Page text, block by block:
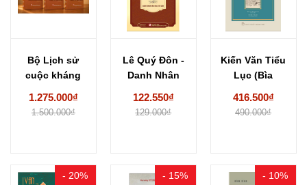
Bộ Lịch sử
cuộc kháng
1.275.000₫
1.500.000₫
Lê Quý Đôn -
Danh Nhân
122.550₫
129.000₫
Kiến Văn Tiểu
Lục (Bìa
416.500₫
490.000₫
- 20% - 15% - 10%